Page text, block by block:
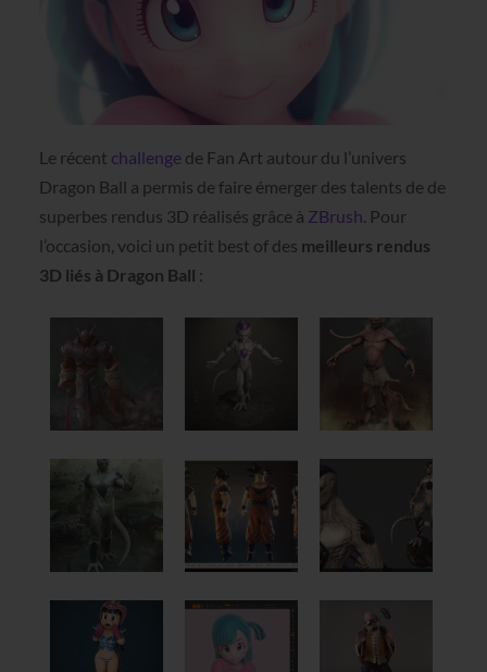
Le récent challengede Fan Art autour du l’univers
Dragon Ball a permis de faire émerger des talents de de
superbes rendus 3D réalisés grâce à ZBrush . Pour
l’occasion, voici un petit best of des meilleurs rendus
3D liés à Dragon Ball :